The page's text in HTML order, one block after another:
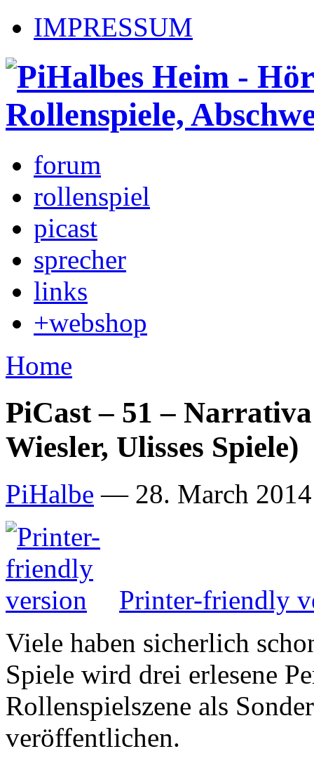
IMPRESSUM
forum
rollenspiel
picast
sprecher
links
+webshop
Home
PiCast – 51 –
Wiesler, Ulisses Spiele)
PiHalbe — 28. March
Printer-friendly
Viele haben sicherlich
Spiele wird drei erlesene
Rollenspielszene als
veröffentlichen.